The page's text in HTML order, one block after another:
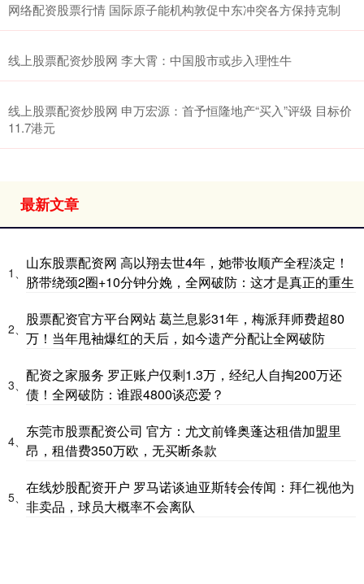
网络配资股票行情 国际原子能机构敦促中东冲突各方保持克制
线上股票配资炒股网 李大霄：中国股市或步入理性牛
线上股票配资炒股网 申万宏源：首予恒隆地产“买入”评级 目标价
11.7港元
最新文章
1、
山东股票配资网 高以翔去世4年，她带妆顺产全程淡定！
脐带绕颈2圈+10分钟分娩，全网破防：这才是真正的重生
2、
股票配资官方平台网站 葛兰息影31年，梅派拜师费超80
万！当年甩袖爆红的天后，如今遗产分配让全网破防
3、
配资之家服务 罗正账户仅剩1.3万，经纪人自掏200万还
债！全网破防：谁跟4800谈恋爱？
4、
东莞市股票配资公司 官方：尤文前锋奥蓬达租借加盟里
昂，租借费350万欧，无买断条款
5、
在线炒股配资开户 罗马诺谈迪亚斯转会传闻：拜仁视他为
非卖品，球员大概率不会离队